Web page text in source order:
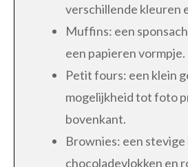
verschillende kleuren
Muffins: een
een papieren vormpje.
Petit fours: een klein
mogelijkheid tot foto
bovenkant.
Brownies: een
chocoladevlokken en